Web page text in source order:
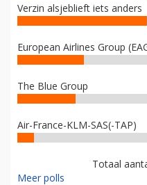
Verzin alsjeblieft iets anders
European Airlines Group
The Blue Group
Air-France-KLM-SAS(-TAP)
Totaal
Meer polls